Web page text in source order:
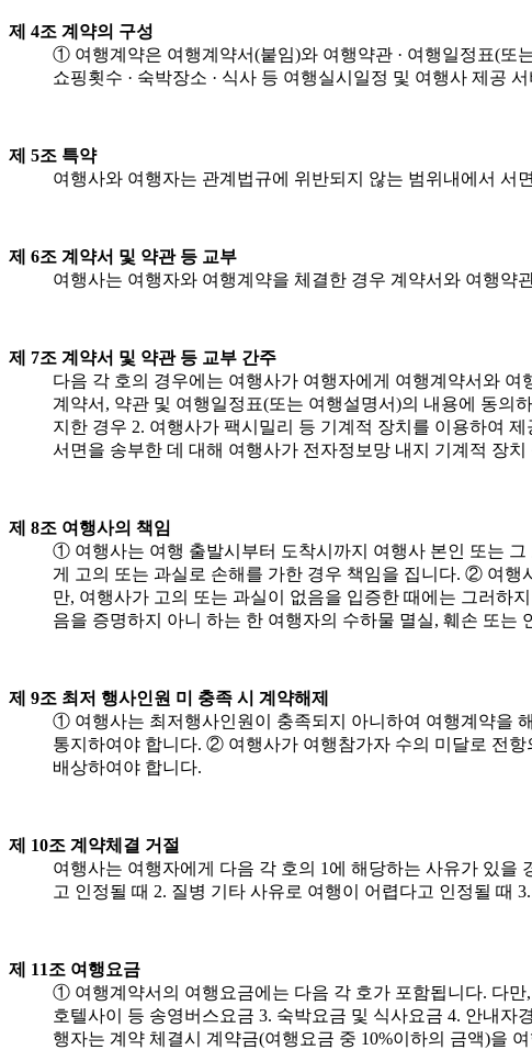
제 4조 계약의 구성
① 여행계약은 여행계약서(붙임)와 여행약관 · 여행일정표(또
쇼핑횟수 · 숙박장소 · 식사 등 여행실시일정 및 여행사 제공
제 5조 특약
여행사와 여행자는 관계법규에 위반되지 않는 범위내에서 서
제 6조 계약서 및 약관 등 교부
여행사는 여행자와 여행계약을 체결한 경우 계약서와 여행약
제 7조 계약서 및 약관 등 교부 간주
다음 각 호의 경우에는 여행사가 여행자에게 여행계약서와
계약서, 약관 및 여행일정표(또는 여행설명서)의 내용에 동의
지한 경우 2. 여행사가 팩시밀리 등 기계적 장치를 이용하여
서면을 송부한 데 대해 여행사가 전자정보망 내지 기계적 장
제 8조 여행사의 책임
① 여행사는 여행 출발시부터 도착시까지 여행사 본인 또는 그
게 고의 또는 과실로 손해를 가한 경우 책임을 집니다. ② 여행
만, 여행사가 고의 또는 과실이 없음을 입증한 때에는 그러하
음을 증명하지 아니 하는 한 여행자의 수하물 멸실, 훼손 또는
제 9조 최저 행사인원 미 충족 시 계약해제
① 여행사는 최저행사인원이 충족되지 아니하여 여행계약을
통지하여야 합니다. ② 여행사가 여행참가자 수의 미달로 전
배상하여야 합니다.
제 10조 계약체결 거절
여행사는 여행자에게 다음 각 호의 1에 해당하는 사유가 있
고 인정될 때 2. 질병 기타 사유로 여행이 어렵다고 인정될 때
제 11조 여행요금
① 여행계약서의 여행요금에는 다음 각 호가 포함됩니다. 다
호텔사이 등 송영버스요금 3. 숙박요금 및 식사요금 4. 안내자
행자는 계약 체결시 계약금(여행요금 중 10%이하의 금액)을